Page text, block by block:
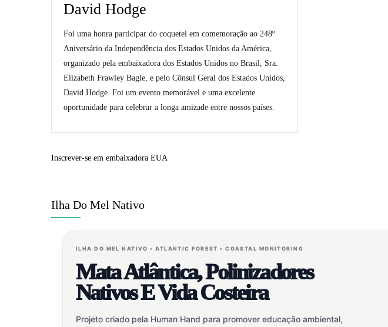
David Hodge
Foi uma honra participar do coquetel em comemoração ao 248º
Aniversário da Independência dos Estados Unidos da América,
organizado pela embaixadora dos Estados Unidos no Brasil, Sra.
Elizabeth Frawley Bagle, e pelo Cônsul Geral dos Estados Unidos,
David Hodge. Foi um evento memorável e uma excelente
oportunidade para celebrar a longa amizade entre nossos países.
Inscrever-se em embaixadora EUA
Ilha Do Mel Nativo
ILHA DO MEL NATIVO • ATLANTIC FOREST • COASTAL MONITORING
Mata Atlântica, Polinizadores
Nativos E Vida Costeira
Projeto criado pela Human Hand para promover educação ambiental,